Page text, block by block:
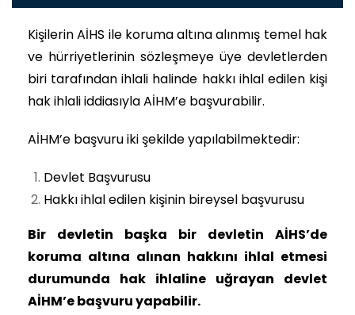
Kişilerin AİHS ile koruma altına alınmış temel hak
ve hürriyetlerinin sözleşmeye üye devletlerden
biri tarafından ihlali halinde hakkı ihlal edilen kişi
hak ihlali iddiasıyla AİHM’e başvurabilir.
AİHM’e başvuru iki şekilde yapılabilmektedir:
Devlet Başvurusu
Hakkı ihlal edilen kişinin bireysel başvurusu
Bir devletin başka bir devletin AİHS’de
koruma altına alınan hakkını ihlal etmesi
durumunda hak ihlaline uğrayan devlet
AİHM’e başvuru yapabilir.